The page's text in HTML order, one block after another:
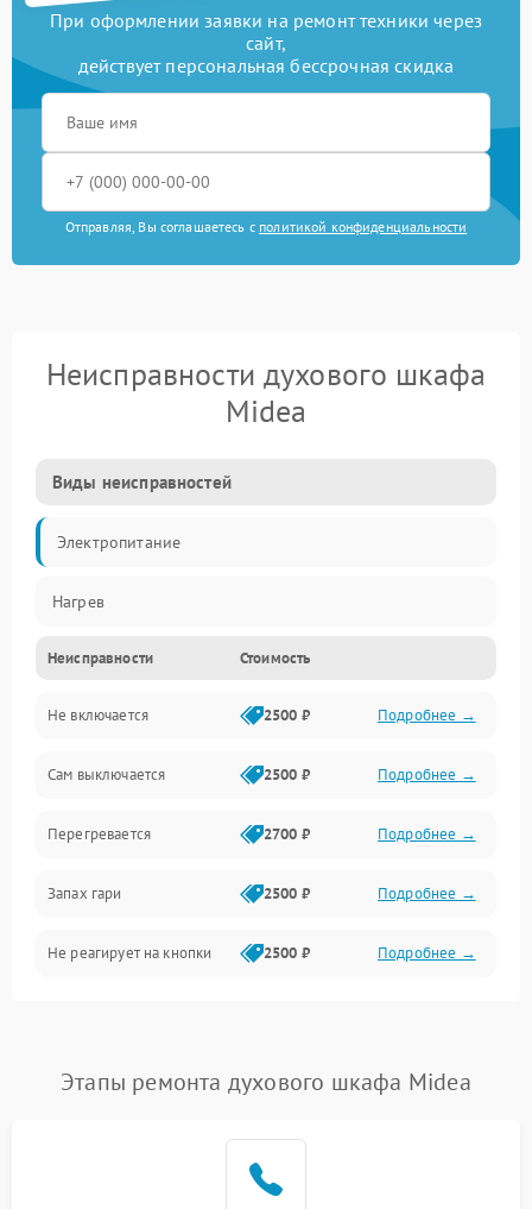
При оформлении заявки на ремонт техники через
сайт,
действует персональная бессрочная скидка
Отправляя, Вы соглашаетесь с политикой конфиденциальности
Неисправности духового шкафа
Midea
Виды неисправностей
Электропитание
Нагрев
Неисправности Стоимость
Не включается 2500 ₽ Подробнее →
Сам выключается 2500 ₽ Подробнее →
Перегревается 2700 ₽ Подробнее →
Запах гари 2500 ₽ Подробнее →
Не реагирует на кнопки 2500 ₽ Подробнее →
Этапы ремонта духового шкафа Midea